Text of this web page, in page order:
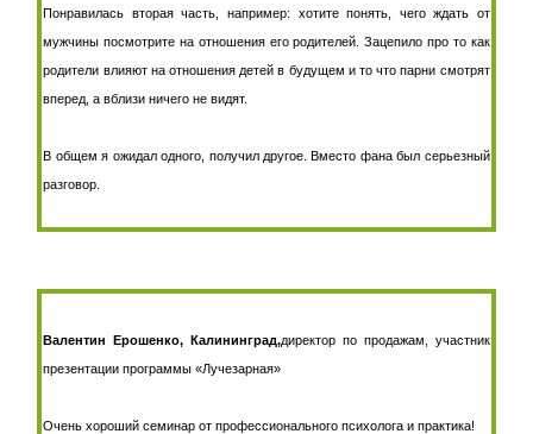
Понравилась вторая часть, например: хотите понять, чего ждать от
мужчины посмотрите на отношения его родителей. Зацепило про то как
родители влияют на отношения детей в будущем и то что парни смотрят
вперед, а вблизи ничего не видят.
В общем я ожидал одного, получил другое. Вместо фана был серьезный
разговор.
Валентин Ерошенко, Калининград,директор по продажам, участник
презентации программы «Лучезарная»
Очень хороший семинар от профессионального психолога и практика!